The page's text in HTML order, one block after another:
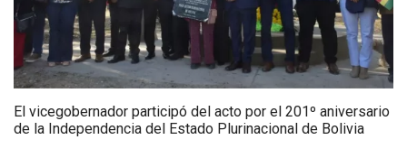
El vicegobernador participó del acto por el 201º aniversario
de la Independencia del Estado Plurinacional de Bolivia